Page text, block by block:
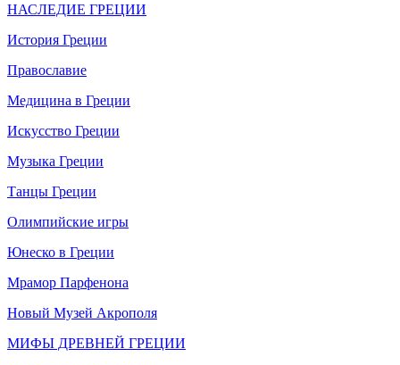
НАСЛЕДИЕ ГРЕЦИИ
История Греции
Православие
Медицина в Греции
Искусство Греции
Музыка Греции
Танцы Греции
Олимпийские игры
Юнеско в Греции
Мрамор Парфенона
Новый Музей Акрополя
МИФЫ ДРЕВНЕЙ ГРЕЦИИ